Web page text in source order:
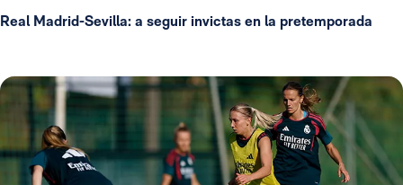
Real Madrid-Sevilla: a seguir invictas en la pretemporada